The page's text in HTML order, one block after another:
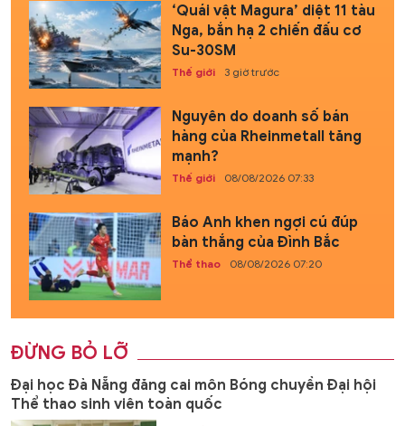
‘Quái vật Magura’ diệt 11 tàu
Nga, bắn hạ 2 chiến đấu cơ
Su-30SM
Thế giới 3 giờ trước
Nguyên do doanh số bán
hàng của Rheinmetall tăng
mạnh?
Thế giới 08/08/2026 07:33
Báo Anh khen ngợi cú đúp
bàn thắng của Đình Bắc
Thể thao 08/08/2026 07:20
ĐỪNG BỎ LỠ
Đại học Đà Nẵng đăng cai môn Bóng chuyền Đại hội
Thể thao sinh viên toàn quốc